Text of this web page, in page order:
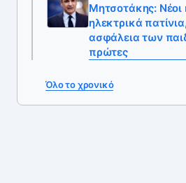
Μητσοτάκης: Νέοι
ηλεκτρικά
ασφάλεια των
πρώτες
Όλο το χρονικό